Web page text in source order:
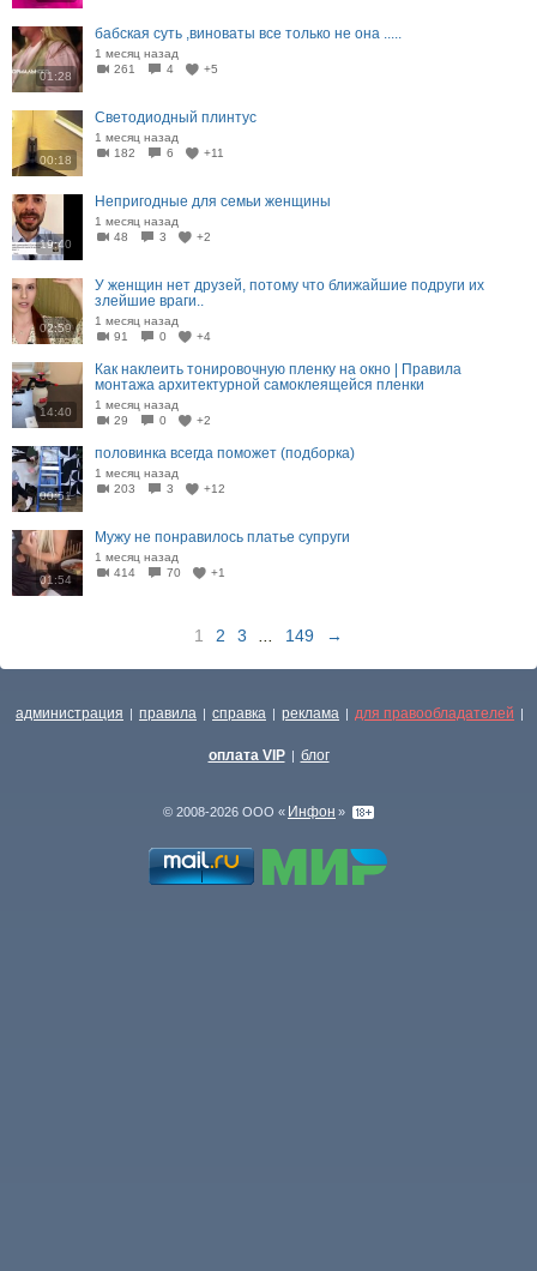
01:28
бабская суть ,виноваты все только не она .....
1 месяц назад
261
4 +5
00:18
Светодиодный плинтус
1 месяц назад
182
6 +11
19:40
Непригодные для семьи женщины
1 месяц назад
48
3 +2
02:59
У женщин нет друзей, потому что ближайшие подруги их
злейшие враги..
1 месяц назад
91
0 +4
14:40
Как наклеить тонировочную пленку на окно | Правила
монтажа архитектурной самоклеящейся пленки
1 месяц назад
29
0 +2
00:51
половинка всегда поможет (подборка)
1 месяц назад
203
3 +12
01:54
Мужу не понравилось платье супруги
1 месяц назад
414
70 +1
1 2 3 149 →
администрация | правила | справка | реклама | для правообладателей |
оплата VIP | блог
© 2008-2026 ООО « Инфон »